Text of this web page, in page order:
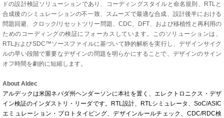
ドの設計検証ソリューションであり、コーディングスタイルと命名規則、RTLと
合成後のシミュレーションの不一致、スムーズで最適な合成、設計後半における
問題回避、クロック/リセットツリー問題、CDC、DFT、および移植性と再利用の
ためのコーディングの検証にフォーカスしています。このソリューションは、
RTLおよびSDC™ソースファイルに基づいて静的解析を実行し、デザインサイク
ルの早い段階で重要なデザインの問題を明らかにすることで、デザインのサイン
オフ時間を劇的に短縮します。
About Aldec
アルデックは米国ネバダ州ヘンダーソンに本社を置く、エレクトロニクス・デザ
イン検証のインダストリ・リーダです。RTL設計、RTLシミュレータ、SoC/ASIC
エミュレーション・プロトタイピング、デザインルールチェック、CDC/RDC検